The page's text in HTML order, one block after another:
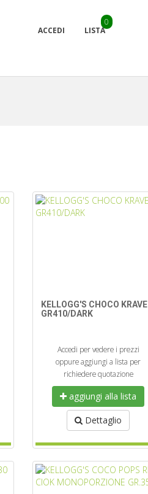
ACCEDI LISTA
0
KELLOGG'S CHOCO KRAVE
GR410/DARK
Accedi per vedere i prezzi
oppure aggiungi a lista per
richiedere quotazione
aggiungi alla lista
Dettaglio